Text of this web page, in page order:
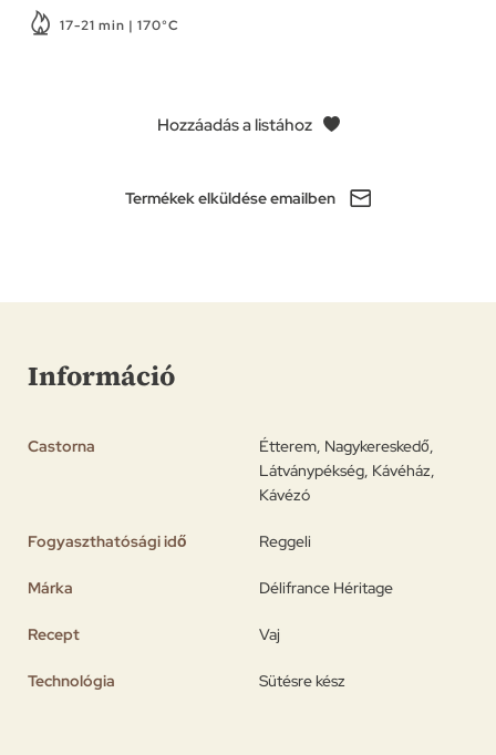
17-21 min | 170°C
Hozzáadás a listához
Termékek elküldése emailben
Információ
Castorna
Étterem, Nagykereskedő,
Látványpékség, Kávéház,
Kávézó
Fogyaszthatósági idő Reggeli
Márka Délifrance Héritage
Recept Vaj
Technológia Sütésre kész